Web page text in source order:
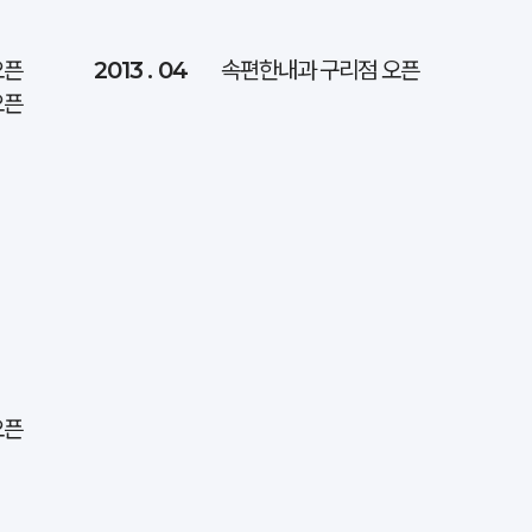
2013 . 04
속편한내과 구리점 오픈